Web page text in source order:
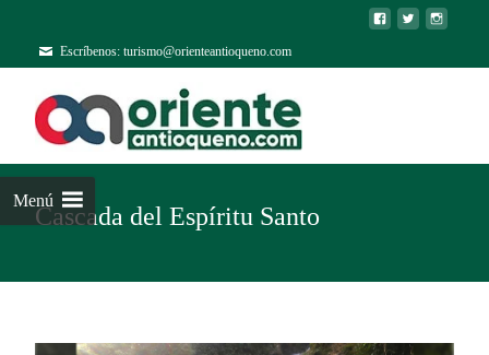
Escríbenos: turismo@orienteantioqueno.com
Menú
Cascada del Espíritu Santo